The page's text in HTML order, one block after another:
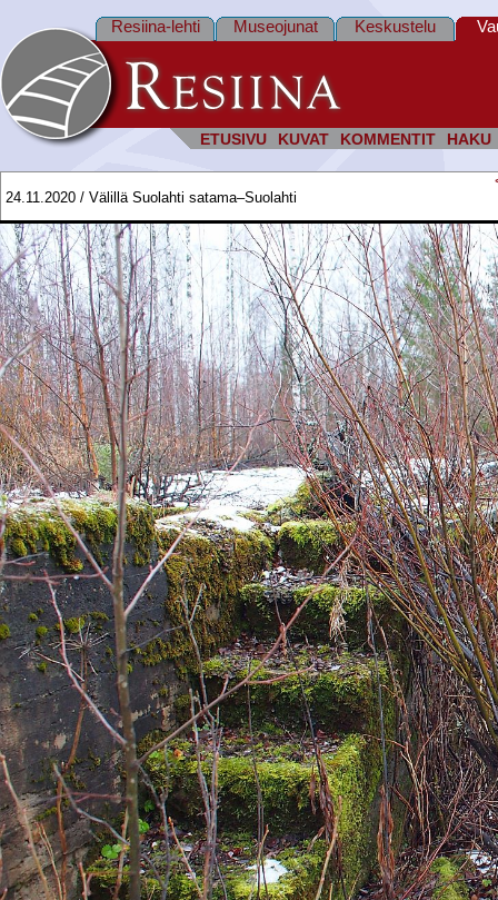
ETUSIVU KUVAT KOMMENTIT HAKU
Resiina-lehti Museojunat Keskustelu
24.11.2020 / Välillä Suolahti satama–Suolahti